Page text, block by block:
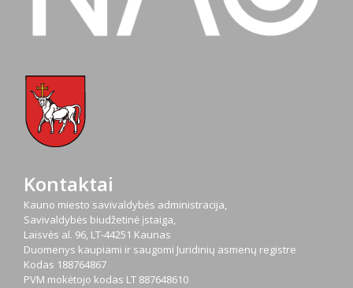
Kontaktai
Kauno miesto savivaldybės administracija,
Savivaldybės biudžetinė įstaiga,
Laisvės al. 96, LT-44251 Kaunas
Duomenys kaupiami ir saugomi Juridinių asmenų registre
Kodas 188764867
PVM mokėtojo kodas LT 887648610